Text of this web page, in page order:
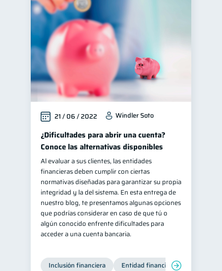
21 / 06 / 2022 Windler Soto
¿Dificultades para abrir una cuenta?
Conoce las alternativas disponibles
Al evaluar a sus clientes, las entidades
financieras deben cumplir con ciertas
normativas diseñadas para garantizar su propia
integridad y la del sistema. En esta entrega de
nuestro blog, te presentamos algunas opciones
que podrías considerar en caso de que tú o
algún conocido enfrente dificultades para
acceder a una cuenta bancaria.
Inclusión financiera Entidad financiera